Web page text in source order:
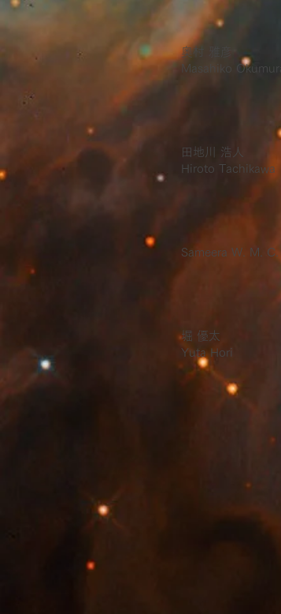
奥村 雅彦
Masahiko Okumura
田地川 浩人
Hiroto Tachikawa
Sameera W. M. C.
堀 優太
Yuta Hori